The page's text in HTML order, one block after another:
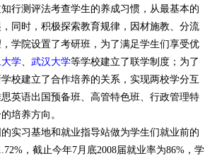
行测评法考查学生的养成习惯，从最基本的
同时，积极探索教育规律，因材施教、分流
学院设置了考研班，为了满足学生们享受优
学、 武汉大学等学校建立了联学制度；为了
校建立了合作培养的关系，实现两校学分互
英语出国预备班、高管特色班、行政管理特
培养方向。
习基地和就业指导站做为学生们就业前的
，截止今年7月底2008届就业率为86%，学